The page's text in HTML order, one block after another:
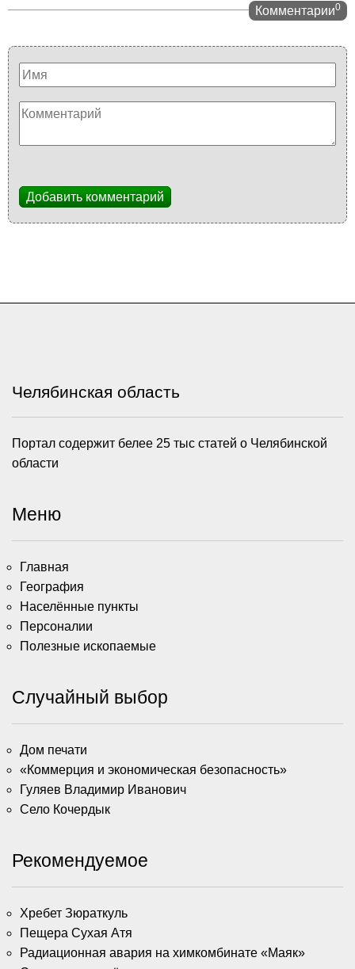
Комментарии0
Добавить комментарий
Челябинская область
Портал содержит белее 25 тыс статей о Челябинской
области
Меню
Главная
География
Населённые пункты
Персоналии
Полезные ископаемые
Случайный выбор
Дом печати
«Коммерция и экономическая безопасность»
Гуляев Владимир Иванович
Село Кочердык
Рекомендуемое
Хребет Зюраткуль
Пещера Сухая Атя
Радиационная авария на химкомбинате «Маяк»